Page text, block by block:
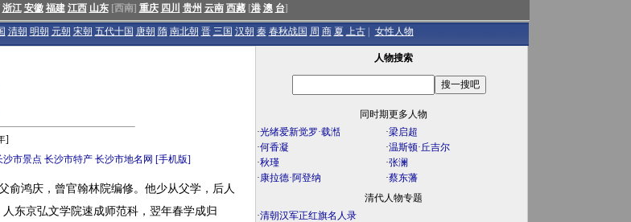
浙江 安徽 福建 江西 山东[西南] 重庆 四川 贵州 云南 西藏[港 澳 台]
清朝 明朝 元朝 宋朝 五代十国 唐朝 隋 南北朝 晋 三国 汉朝 秦 春秋战国 周 商 夏 上古 女性人物
]
沙市景点 长沙市特产 长沙市地名网 [手机版]
俞鸿庆，曾官翰林院编修。他少从父学，后人
人东京弘文学院速成师范科，翌年春学成归
人物搜索
同时期更多人物
·光绪爱新觉罗·载湉 ·梁启超
·何香凝 ·温斯顿·丘吉尔
·秋瑾 ·张澜
·康拉德·阿登纳 ·蔡东藩
清代人物专题
·清朝汉军正红旗名人录